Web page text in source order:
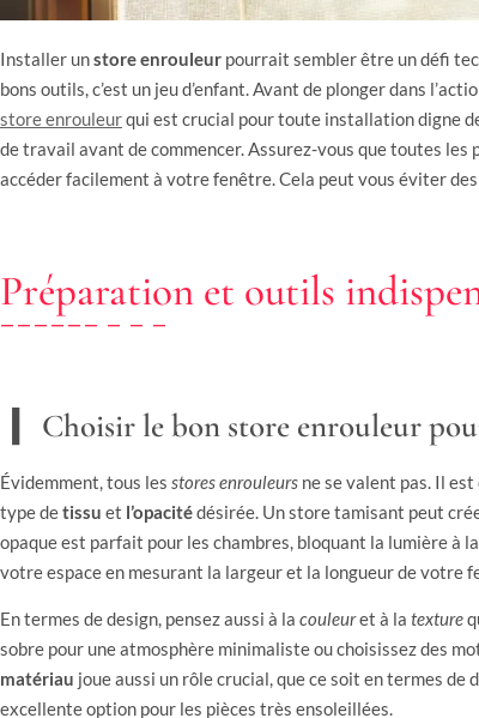
Installer unstore enrouleur pourrait sembler être un défi
bons outils, c’est un jeu d’enfant. Avant de plonger dans
store enrouleurqui est crucial pour toute installation digne
de travail avant de commencer. Assurez-vous que toutes
accéder facilement à votre fenêtre. Cela peut vous éviter
Préparation et outils
Choisir le bon store enrouleur
Évidemment, tous les stores enrouleurs ne se valent pas. Il
type detissu et l’opacitédésirée. Un store tamisant peut
opaque est parfait pour les chambres, bloquant la lumière à
votre espace en mesurant la largeur et la longueur de votre
En termes de design, pensez aussi à la couleuret à la texture
sobre pour une atmosphère minimaliste ou choisissez des
matériau joue aussi un rôle crucial, que ce soit en termes
excellente option pour les pièces très ensoleillées.